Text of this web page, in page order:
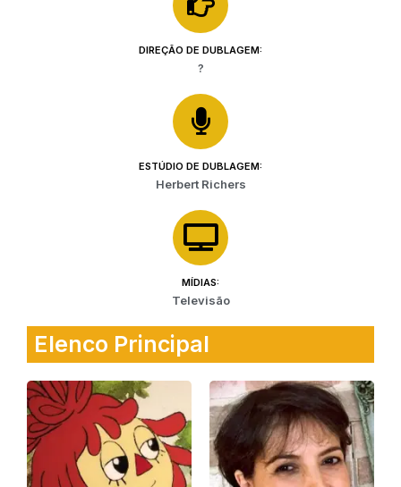
DIREÇÃO DE DUBLAGEM:
?
ESTÚDIO DE DUBLAGEM:
Herbert Richers
MÍDIAS:
Televisão
Elenco Principal